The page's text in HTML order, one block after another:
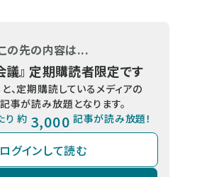
の先の内容は...
議』 定期購読者限定です
、定期購読しているメディアの
事が読み放題となります。
り 約 3,000 記事が読み放題！
ログインして読む